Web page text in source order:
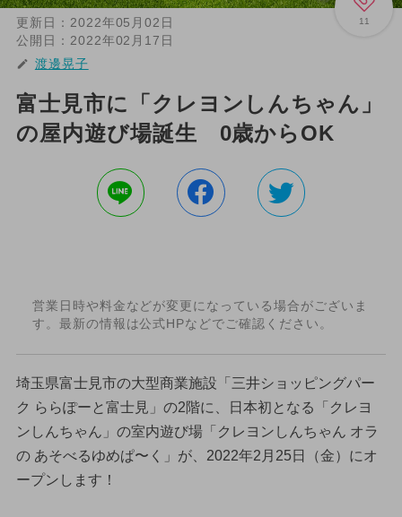
11
更新日： 2022年05月02日
公開日： 2022年02月17日
渡邊晃子
富士見市に「クレヨンしんちゃん」
の屋内遊び場誕生 0歳からOK
営業日時や料金などが変更になっている場合がございま
す。最新の情報は公式HPなどでご確認ください。
埼玉県富士見市の大型商業施設「三井ショッピングパー
ク ららぽーと富士見」の2階に、日本初となる「クレヨ
ンしんちゃん」の室内遊び場「クレヨンしんちゃん オラ
の あそべるゆめぱ〜く」が、2022年2月25日（金）にオ
ープンします！